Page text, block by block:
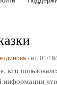
-вт, 01/
кто
информации